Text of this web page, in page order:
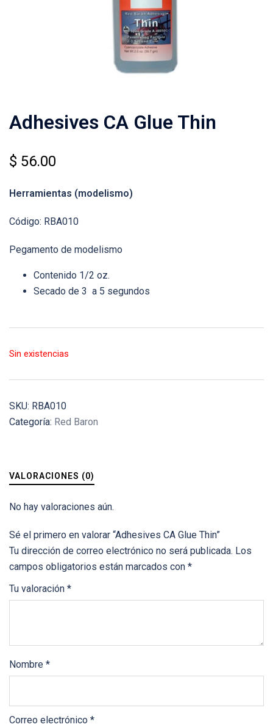
Adhesives CA Glue Thin
$ 56.00
Herramientas (modelismo)
Código: RBA010
Pegamento de modelismo
Contenido 1/2 oz.
Secado de 3 a 5 segundos
Sin existencias
SKU: RBA010
Categoría: Red Baron
VALORACIONES (0)
No hay valoraciones aún.
Sé el primero en valorar “Adhesives CA Glue Thin”
Tu dirección de correo electrónico no será publicada. Los
campos obligatorios están marcados con *
Tu valoración *
Nombre *
Correo electrónico *